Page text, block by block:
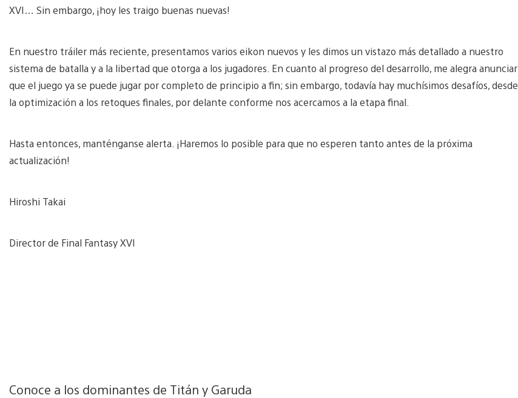
XVI… Sin embargo, ¡hoy les traigo buenas nuevas!
En nuestro tráiler más reciente, presentamos varios eikon nuevos y les dimos un vistazo más detallado a nuestro
sistema de batalla y a la libertad que otorga a los jugadores. En cuanto al progreso del desarrollo, me alegra anunciar
que el juego ya se puede jugar por completo de principio a fin; sin embargo, todavía hay muchísimos desafíos, desde
la optimización a los retoques finales, por delante conforme nos acercamos a la etapa final.
Hasta entonces, manténganse alerta. ¡Haremos lo posible para que no esperen tanto antes de la próxima
actualización!
Hiroshi Takai
Director de Final Fantasy XVI
Conoce a los dominantes de Titán y Garuda